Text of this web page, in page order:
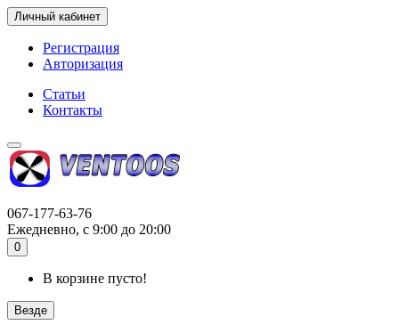
Личный кабинет
Регистрация
Авторизация
Статьи
Контакты
067-177-63-76
Ежедневно, с 9:00 до 20:00
0
В корзине пусто!
Везде